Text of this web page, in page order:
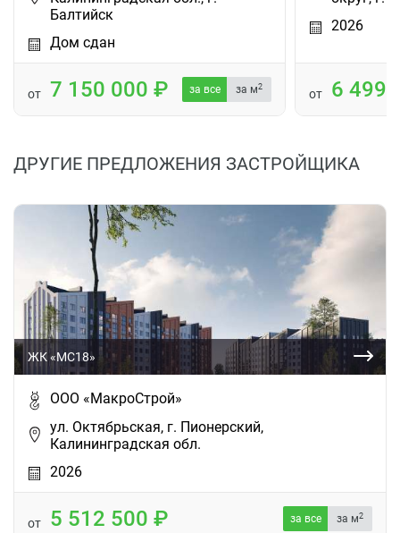
Балтийск
Дом сдан
от 7 150 000 за все за м2
2026
от 6 499
ДРУГИЕ ПРЕДЛОЖЕНИЯ ЗАСТРОЙЩИКА
ЖК «МС18»
ООО «МакроСтрой»
ул. Октябрьская, г. Пионерский,
Калининградская обл.
2026
от 5 512 500 за все за м2